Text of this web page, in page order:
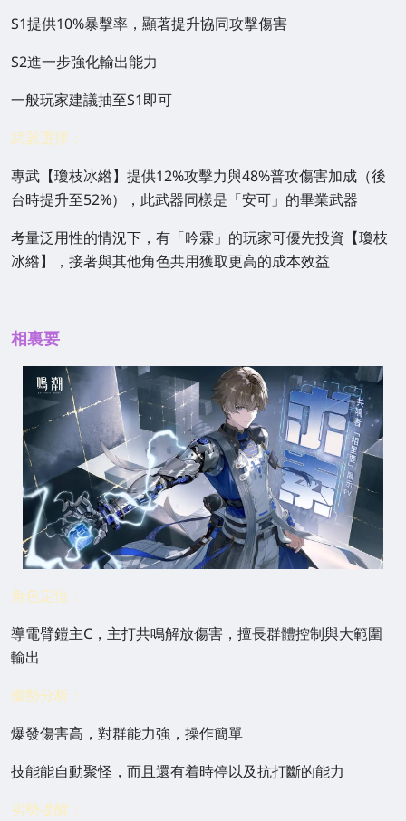
S1提供10%暴擊率，顯著提升協同攻擊傷害
S2進一步強化輸出能力
一般玩家建議抽至S1即可
武器選擇：
專武【瓊枝冰綹】提供12%攻擊力與48%普攻傷害加成（後
台時提升至52%），此武器同樣是「安可」的畢業武器
考量泛用性的情況下，有「吟霖」的玩家可優先投資【瓊枝
冰綹】，接著與其他角色共用獲取更高的成本效益
相裏要
角色定位：
導電臂鎧主C，主打共鳴解放傷害，擅長群體控制與大範圍
輸出
優勢分析：
爆發傷害高，對群能力強，操作簡單
技能能自動聚怪，而且還有着時停以及抗打斷的能力
劣勢提醒：